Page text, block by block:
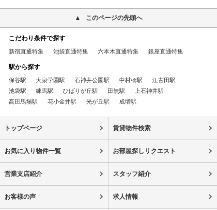
このページの先頭へ
こだわり条件で探す
新宿直通特集 池袋直通特集 六本木直通特集 銀座直通特集
駅から探す
保谷駅 大泉学園駅 石神井公園駅 中村橋駅
江古田駅
池袋駅
練馬駅 ひばりが丘駅 田無駅
上石神井駅
高田馬場駅
花小金井駅 光が丘駅 成増駅
トップページ 賃貸物件検索
お気に入り物件一覧 お部屋探しリクエスト
営業支店紹介 スタッフ紹介
お客様の声 求人情報